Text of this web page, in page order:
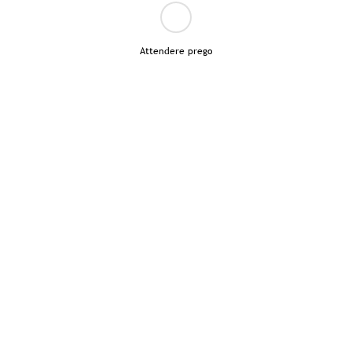
Attendere prego